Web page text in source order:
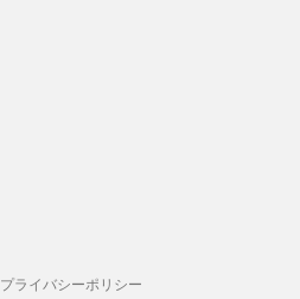
プライバシーポリシー